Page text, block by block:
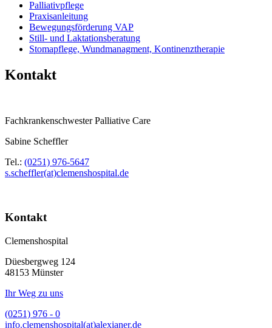
Palliativpflege
Praxisanleitung
Bewegungsförderung VAP
Still- und Laktationsberatung
Stomapflege, Wundmanagment, Kontinenztherapie
Kontakt
Fachkrankenschwester Palliative Care
Sabine Scheffler
Tel.: (0251) 976-5647
s.scheffler(at)clemenshospital.de
Kontakt
Clemenshospital
Düesbergweg 124
48153 Münster
Ihr Weg zu uns
(0251) 976 - 0
info.clemenshospital(at)alexianer.de